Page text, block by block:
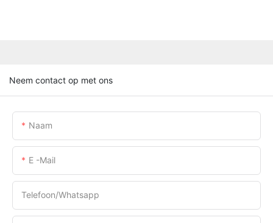
Neem contact op met ons
Naam
E -mail
Telefoon/whatsapp